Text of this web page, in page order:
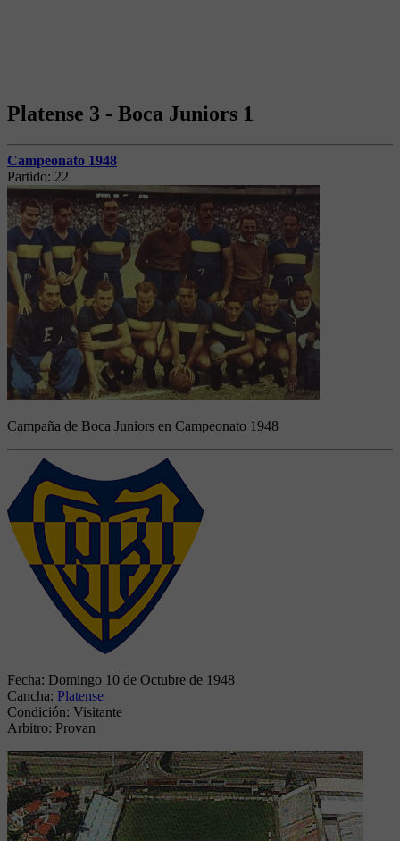
Platense 3 - Boca Juniors 1
Campeonato 1948
Partido: 22
Campaña de Boca Juniors en Campeonato 1948
Fecha: Domingo 10 de Octubre de 1948
Cancha: Platense
Condición: Visitante
Arbitro: Provan